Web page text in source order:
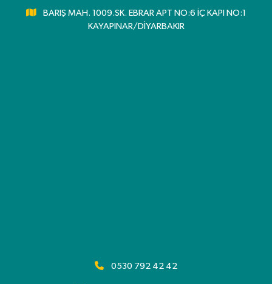
BARIŞ MAH. 1009.SK. EBRAR APT NO:6 İÇ KAPI NO:1
KAYAPINAR/DİYARBAKIR
0530 792 42 42